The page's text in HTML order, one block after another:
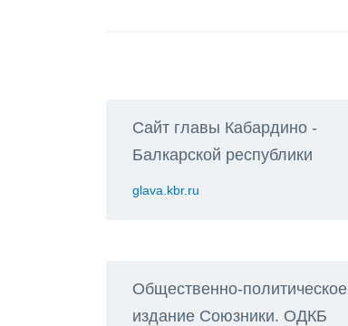
Сайт главы Кабардино -
Балкарской республики
glava.kbr.ru
Общественно-политическое
издание Союзники. ОДКБ